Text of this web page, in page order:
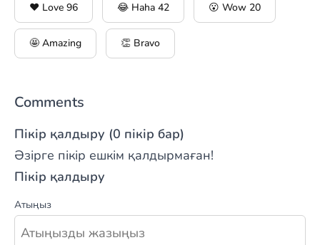
❤️ Love 96 😂 Haha 42 😮 Wow 20
🤩 Amazing 👏 Bravo
Comments
Пікір қалдыру (0 пікір бар)
Әзірге пікір ешкім қалдырмаған!
Пікір қалдыру
Атыңыз